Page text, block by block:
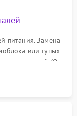
питания. Замена
или тупых
уплотнителей (O-
устранения